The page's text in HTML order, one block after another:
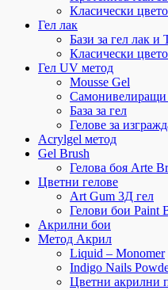
Класически
Гел лак
Бази за гел лак и
Класически
Гел UV метод
Mousse Gel
Самонивелиращи
База за гел
Гелове за
Acrylgel метод
Gel Brush
Гелова боя Arte
Цветни гелове
Art Gum 3Д гел
Гелови бои Paint
Акрилни бои
Метод Акрил
Liquid – Monomer
Indigo Nails
Цветни акрилни